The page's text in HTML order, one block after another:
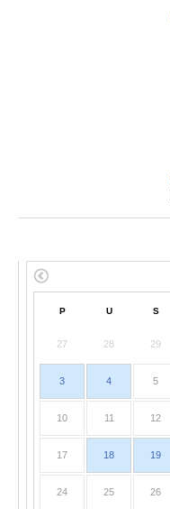
P U S
27 28 29
3 4 5
10 11 12
17 18 19
24 25 26